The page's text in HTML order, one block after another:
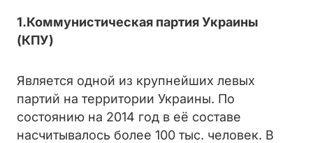
1.Коммунистическая партия Украины
(КПУ)
Является одной из крупнейших левых
партий на территории Украины. По
состоянию на 2014 год в её составе
насчитывалось более 100 тыс. человек. В